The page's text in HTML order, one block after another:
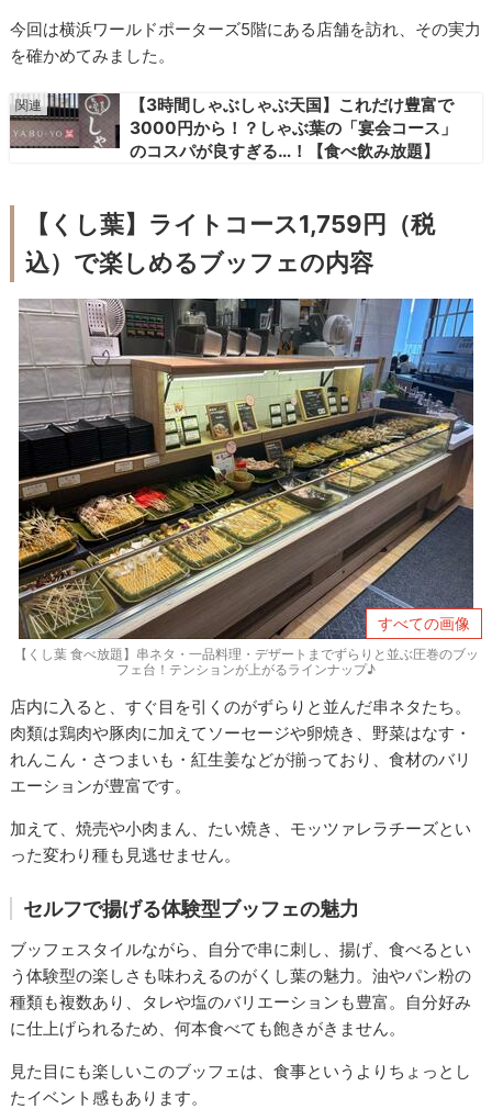
今回は横浜ワールドポーターズ5階にある店舗を訪れ、その実力
を確かめてみました。
【3時間しゃぶしゃぶ天国】これだけ豊富で
3000円から！？しゃぶ葉の「宴会コース」
のコスパが良すぎる…！【食べ飲み放題】
【くし葉】ライトコース1,759円（税
込）で楽しめるブッフェの内容
すべての画像
【くし葉 食べ放題】串ネタ・一品料理・デザートまでずらりと並ぶ圧巻のブッ
フェ台！テンションが上がるラインナップ♪
店内に入ると、すぐ目を引くのがずらりと並んだ串ネタたち。
肉類は鶏肉や豚肉に加えてソーセージや卵焼き、野菜はなす・
れんこん・さつまいも・紅生姜などが揃っており、食材のバリ
エーションが豊富です。
加えて、焼売や小肉まん、たい焼き、モッツァレラチーズとい
った変わり種も見逃せません。
セルフで揚げる体験型ブッフェの魅力
ブッフェスタイルながら、自分で串に刺し、揚げ、食べるとい
う体験型の楽しさも味わえるのがくし葉の魅力。油やパン粉の
種類も複数あり、タレや塩のバリエーションも豊富。自分好み
に仕上げられるため、何本食べても飽きがきません。
見た目にも楽しいこのブッフェは、食事というよりちょっとし
たイベント感もあります。